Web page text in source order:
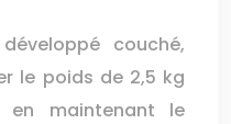
couché,
le poids de 2,5 kg
en maintenant le